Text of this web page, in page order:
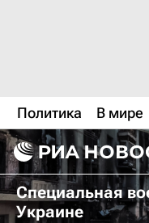
Политика В мире
Специальная
Украине